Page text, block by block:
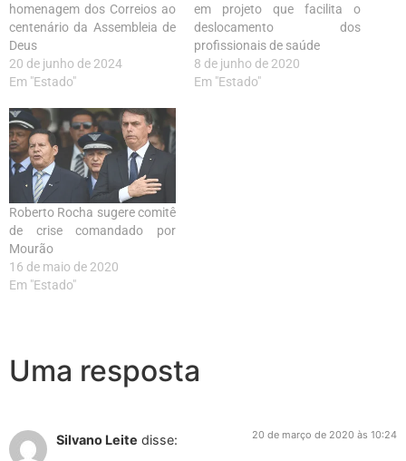
homenagem dos Correios ao
centenário da Assembleia de
Deus
20 de junho de 2024
Em "Estado"
em projeto que facilita o
deslocamento dos
profissionais de saúde
8 de junho de 2020
Em "Estado"
Roberto Rocha sugere comitê
de crise comandado por
Mourão
16 de maio de 2020
Em "Estado"
Uma resposta
Silvano Leite disse: 20 de março de 2020 às 10:24